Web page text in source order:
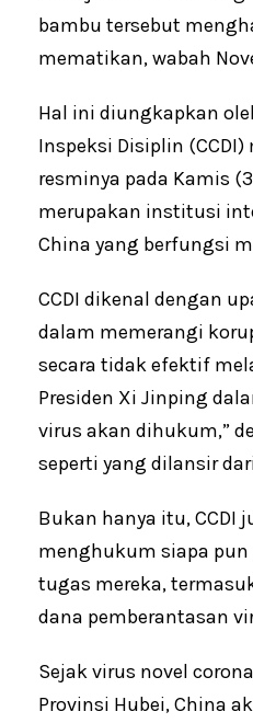
bambu tersebut
mematikan, wabah
Hal ini diungkapkan
Inspeksi Disiplin
resminya pada Kamis
merupakan institusi
China yang berfungsi
CCDI dikenal dengan
dalam memerangi
secara tidak efektif
Presiden Xi Jinping
virus akan dihukum,”
seperti yang dilansir
Bukan hanya itu, CCDI
menghukum siapa
tugas mereka,
dana pemberantasan
Sejak virus novel
Provinsi Hubei, China